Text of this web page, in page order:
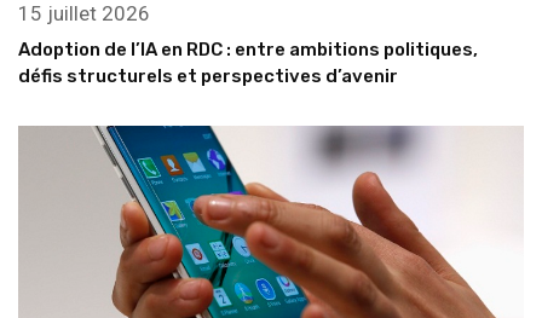
15 juillet 2026
Adoption de l’IA en RDC : entre ambitions politiques,
défis structurels et perspectives d’avenir